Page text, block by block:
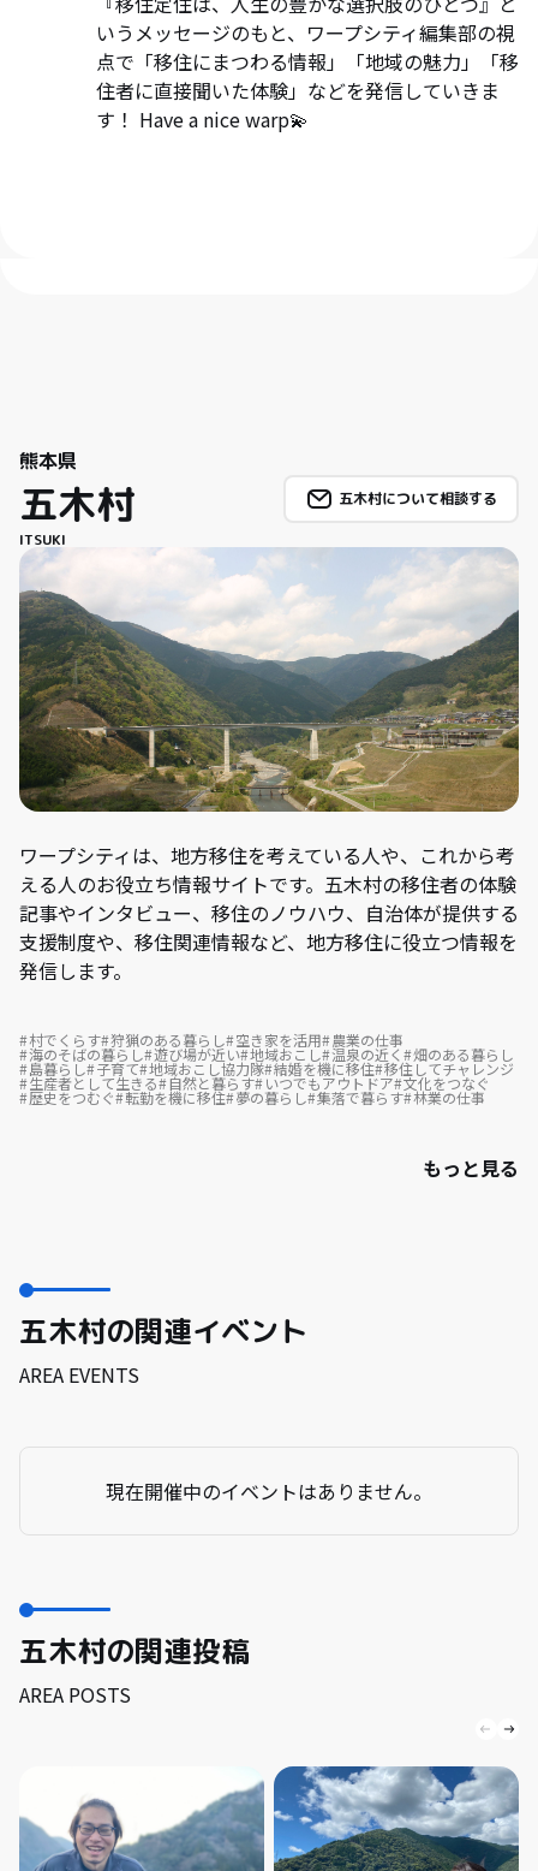
いうメッセージのもと、ワープシティ編集部の視
点で「移住にまつわる情報」「地域の魅力」「移
住者に直接聞いた体験」などを発信していきま
す！ Have a nice warp💫
熊本県
五木村
ITSUKI
五木村について相談する
ワープシティは、地方移住を考えている人や、これから考
える人のお役立ち情報サイトです。五木村の移住者の体験
記事やインタビュー、移住のノウハウ、自治体が提供する
支援制度や、移住関連情報など、地方移住に役立つ情報を
発信します。
村でくらす 狩猟のある暮らし 空き家を活用 農業の仕事
海のそばの暮らし 遊び場が近い 地域おこし 温泉の近く 畑のある暮らし
島暮らし 子育て 地域おこし協力隊 結婚を機に移住 移住してチャレンジ
生産者として生きる 自然と暮らす いつでもアウトドア 文化をつなぐ
歴史をつむぐ 転勤を機に移住 夢の暮らし 集落で暮らす 林業の仕事
もっと見る
五木村の関連イベント
AREA EVENTS
現在開催中のイベントはありません。
五木村の関連投稿
AREA POSTS